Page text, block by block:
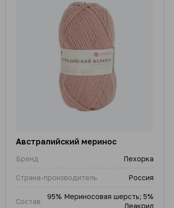
Австралийский меринос
Бренд Пехорка
Страна-производитель Россия
Состав
95% Мериносовая шерсть; 5%
Леакрил